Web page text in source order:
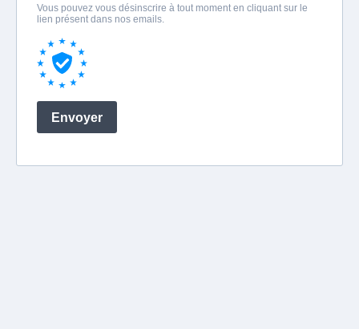
Vous pouvez vous désinscrire à tout moment en cliquant sur le
lien présent dans nos emails.
Envoyer